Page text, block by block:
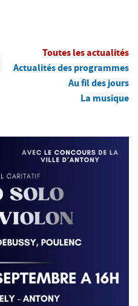
Toutes les actualités
Actualités des programmes
Au fil des jours
La musique